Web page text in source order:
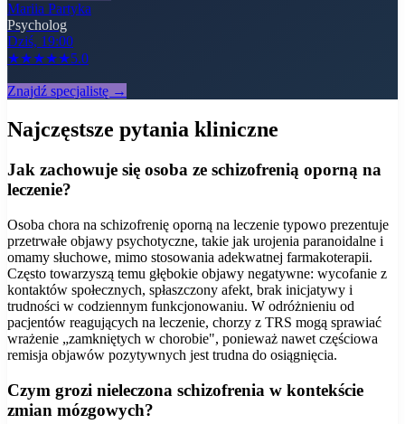
Mariia Partyka
Psycholog
Dziś, 19:00
★★★★★5.0
Znajdź specjalistę →
Najczęstsze pytania kliniczne
Jak zachowuje się osoba ze schizofrenią oporną na
leczenie?
Osoba chora na schizofrenię oporną na leczenie typowo prezentuje
przetrwałe objawy psychotyczne, takie jak urojenia paranoidalne i
omamy słuchowe, mimo stosowania adekwatnej farmakoterapii.
Często towarzyszą temu głębokie objawy negatywne: wycofanie z
kontaktów społecznych, spłaszczony afekt, brak inicjatywy i
trudności w codziennym funkcjonowaniu. W odróżnieniu od
pacjentów reagujących na leczenie, chorzy z TRS mogą sprawiać
wrażenie „zamkniętych w chorobie", ponieważ nawet częściowa
remisja objawów pozytywnych jest trudna do osiągnięcia.
Czym grozi nieleczona schizofrenia w kontekście
zmian mózgowych?